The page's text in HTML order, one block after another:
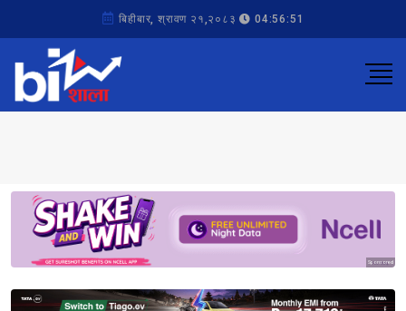
बिहीबार, श्रावण २१,२०८३ 04:56:51
Sponsored